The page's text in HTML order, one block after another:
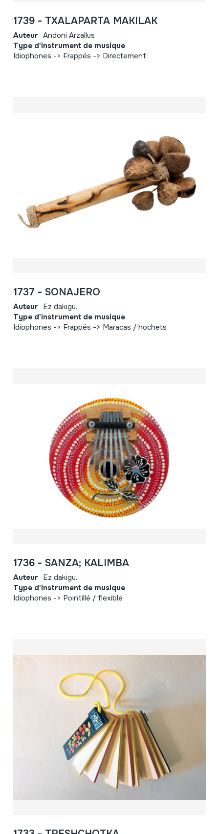
1739 - TXALAPARTA MAKILAK
Auteur Andoni Arzallus
Type d'instrument de musique
Idiophones -> Frappés -> Directement
1737 - SONAJERO
Auteur Ez dakigu.
Type d'instrument de musique
Idiophones -> Frappés -> Maracas / hochets
1736 - SANZA; KALIMBA
Auteur Ez dakigu.
Type d'instrument de musique
Idiophones -> Pointillé / flexible